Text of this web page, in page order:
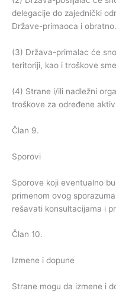
delegacije do zajednički
Države-primaoca i obratno.
(3) Država-primalac će
teritoriji, kao i troškove
(4) Strane i/ili nadležni
troškove za određene
Član 9.
Sporovi
Sporove koji eventualno
primenom ovog
rešavati konsultacijama i
Član 10.
Izmene i dopune
Strane mogu da izmene i